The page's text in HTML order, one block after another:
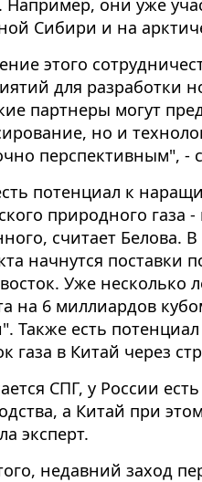
Например, они уже
Сибири и на
этого
для разработки
партнеры могут
но и
перспективным", -
потенциал к
природного газа
считает Белова.
начнутся поставки
Уже несколько
на 6 миллиардов
Также есть
газа в Китай через
СПГ, у России
а Китай при
эксперт.
недавний заход